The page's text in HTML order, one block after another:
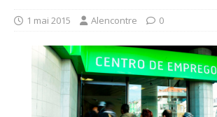
1 mai 2015 Alencontre 0